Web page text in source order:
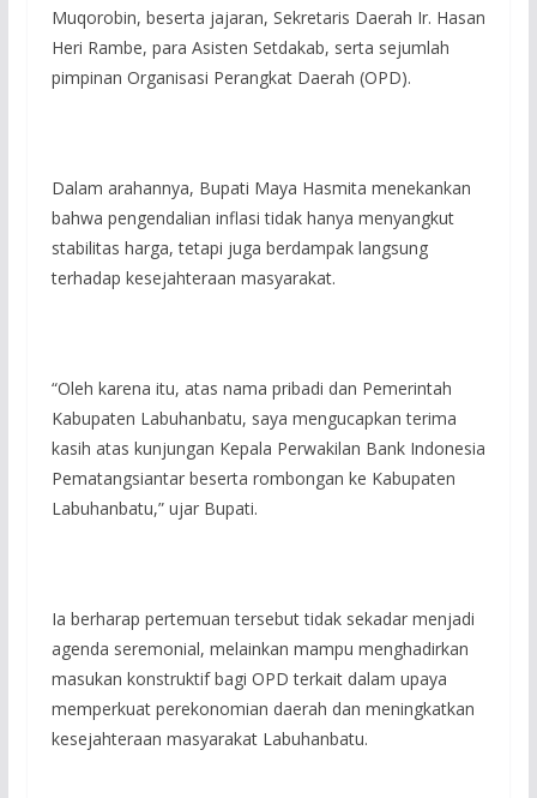
Muqorobin, beserta jajaran, Sekretaris Daerah Ir. Hasan
Heri Rambe, para Asisten Setdakab, serta sejumlah
pimpinan Organisasi Perangkat Daerah (OPD).
Dalam arahannya, Bupati Maya Hasmita menekankan
bahwa pengendalian inflasi tidak hanya menyangkut
stabilitas harga, tetapi juga berdampak langsung
terhadap kesejahteraan masyarakat.
“Oleh karena itu, atas nama pribadi dan Pemerintah
Kabupaten Labuhanbatu, saya mengucapkan terima
kasih atas kunjungan Kepala Perwakilan Bank Indonesia
Pematangsiantar beserta rombongan ke Kabupaten
Labuhanbatu,” ujar Bupati.
Ia berharap pertemuan tersebut tidak sekadar menjadi
agenda seremonial, melainkan mampu menghadirkan
masukan konstruktif bagi OPD terkait dalam upaya
memperkuat perekonomian daerah dan meningkatkan
kesejahteraan masyarakat Labuhanbatu.